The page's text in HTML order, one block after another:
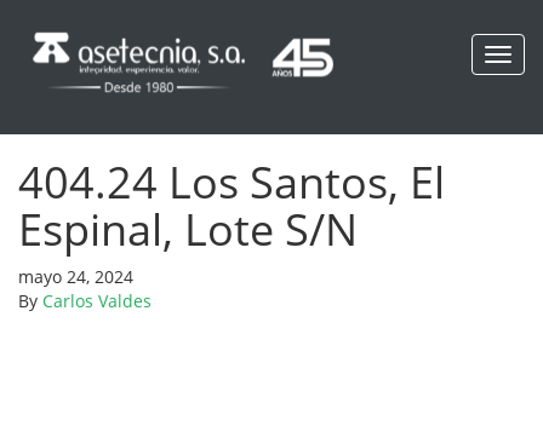
404.24 Los Santos, El
Espinal, Lote S/N
mayo 24, 2024
By Carlos Valdes